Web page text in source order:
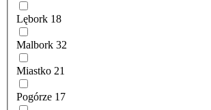
Lębork 18
Malbork 32
Miastko 21
Pogórze 17